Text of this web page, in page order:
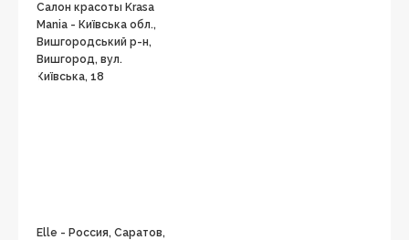
Салон красоты Krasa
Mania - Київська обл.,
Вишгородський р-н,
Вишгород, вул.
Київська, 18
Elle - Россия, Саратов,